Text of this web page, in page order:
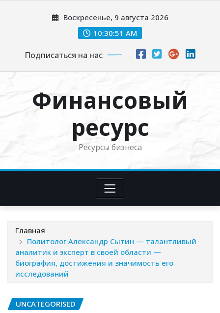
Воскресенье, 9 августа 2026
10:30:52 AM
Подписаться на нас
Финансовый
ресурс
Ресурсы бизнеса
Главная
Политолог Александр Сытин — талантливый
аналитик и эксперт в своей области —
биография, достижения и значимость его
исследований
UNCATEGORISED